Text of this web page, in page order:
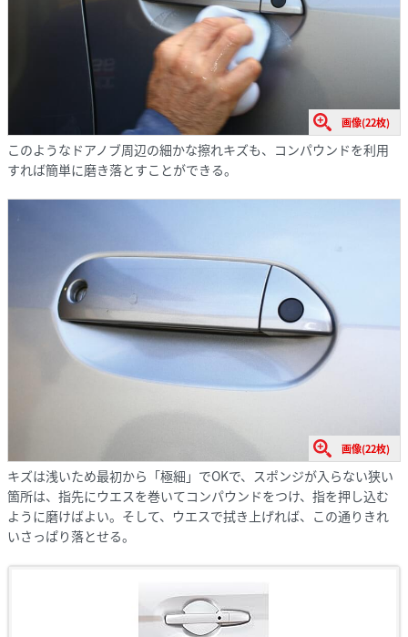
画像(22枚)
このようなドアノブ周辺の細かな擦れキズも、コンパウンドを利用
すれば簡単に磨き落とすことができる。
画像(22枚)
キズは浅いため最初から「極細」でOKで、スポンジが入らない狭い
箇所は、指先にウエスを巻いてコンパウンドをつけ、指を押し込む
ように磨けばよい。そして、ウエスで拭き上げれば、この通りきれ
いさっぱり落とせる。